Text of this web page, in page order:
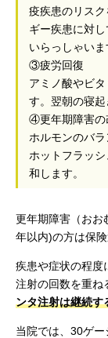
疫疾患のリス
ギー疾患に対
いらっしゃいま
③疲労回復
アミノ酸やビ
す。翌朝の寝起
④更年期障害の
ホルモンのバ
ホットフラッ
和します。
更年期障害（おお
年以内)の方は保
疾患や症状の程度
注射の回数を重ね
ンタ注射は継続す
当院では、30ゲ